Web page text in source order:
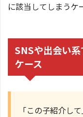
に該当してしまうケ
SNSや出会い
ケース
「この子紹介し